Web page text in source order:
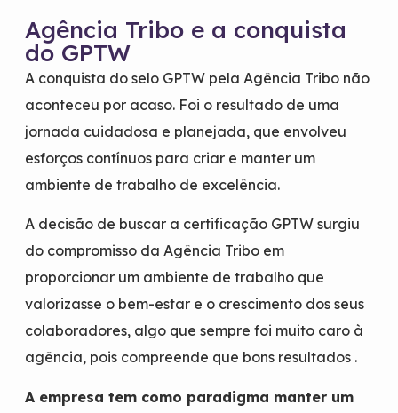
Agência Tribo e a conquista
do GPTW
A conquista do selo GPTW pela Agência Tribo não
aconteceu por acaso. Foi o resultado de uma
jornada cuidadosa e planejada, que envolveu
esforços contínuos para criar e manter um
ambiente de trabalho de excelência.
A decisão de buscar a certificação GPTW surgiu
do compromisso da Agência Tribo em
proporcionar um ambiente de trabalho que
valorizasse o bem-estar e o crescimento dos seus
colaboradores, algo que sempre foi muito caro à
agência, pois compreende que bons resultados .
A empresa tem como paradigma manter um